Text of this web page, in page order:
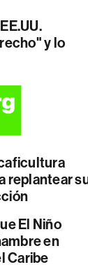
y lo
replantear
El Niño
en
Caribe